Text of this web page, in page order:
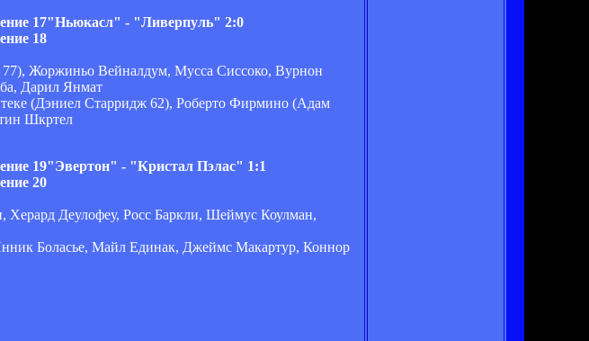
"Ньюкасл" - "Ливерпуль" 2:0
Жоржиньо Вейналдум, Мусса Сиссоко, Вурнон
Дарил Янмат
(Дэниел Старридж 62), Роберто Фирмино (Адам
Шкртел
"Эвертон" - "Кристал Пэлас" 1:1
Деулофеу, Росс Баркли, Шеймус Коулман,
Боласье, Майл Единак, Джеймс Макартур, Коннор